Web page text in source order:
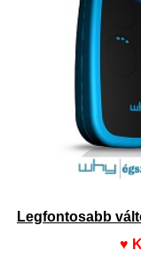
Legfontosabb
♥